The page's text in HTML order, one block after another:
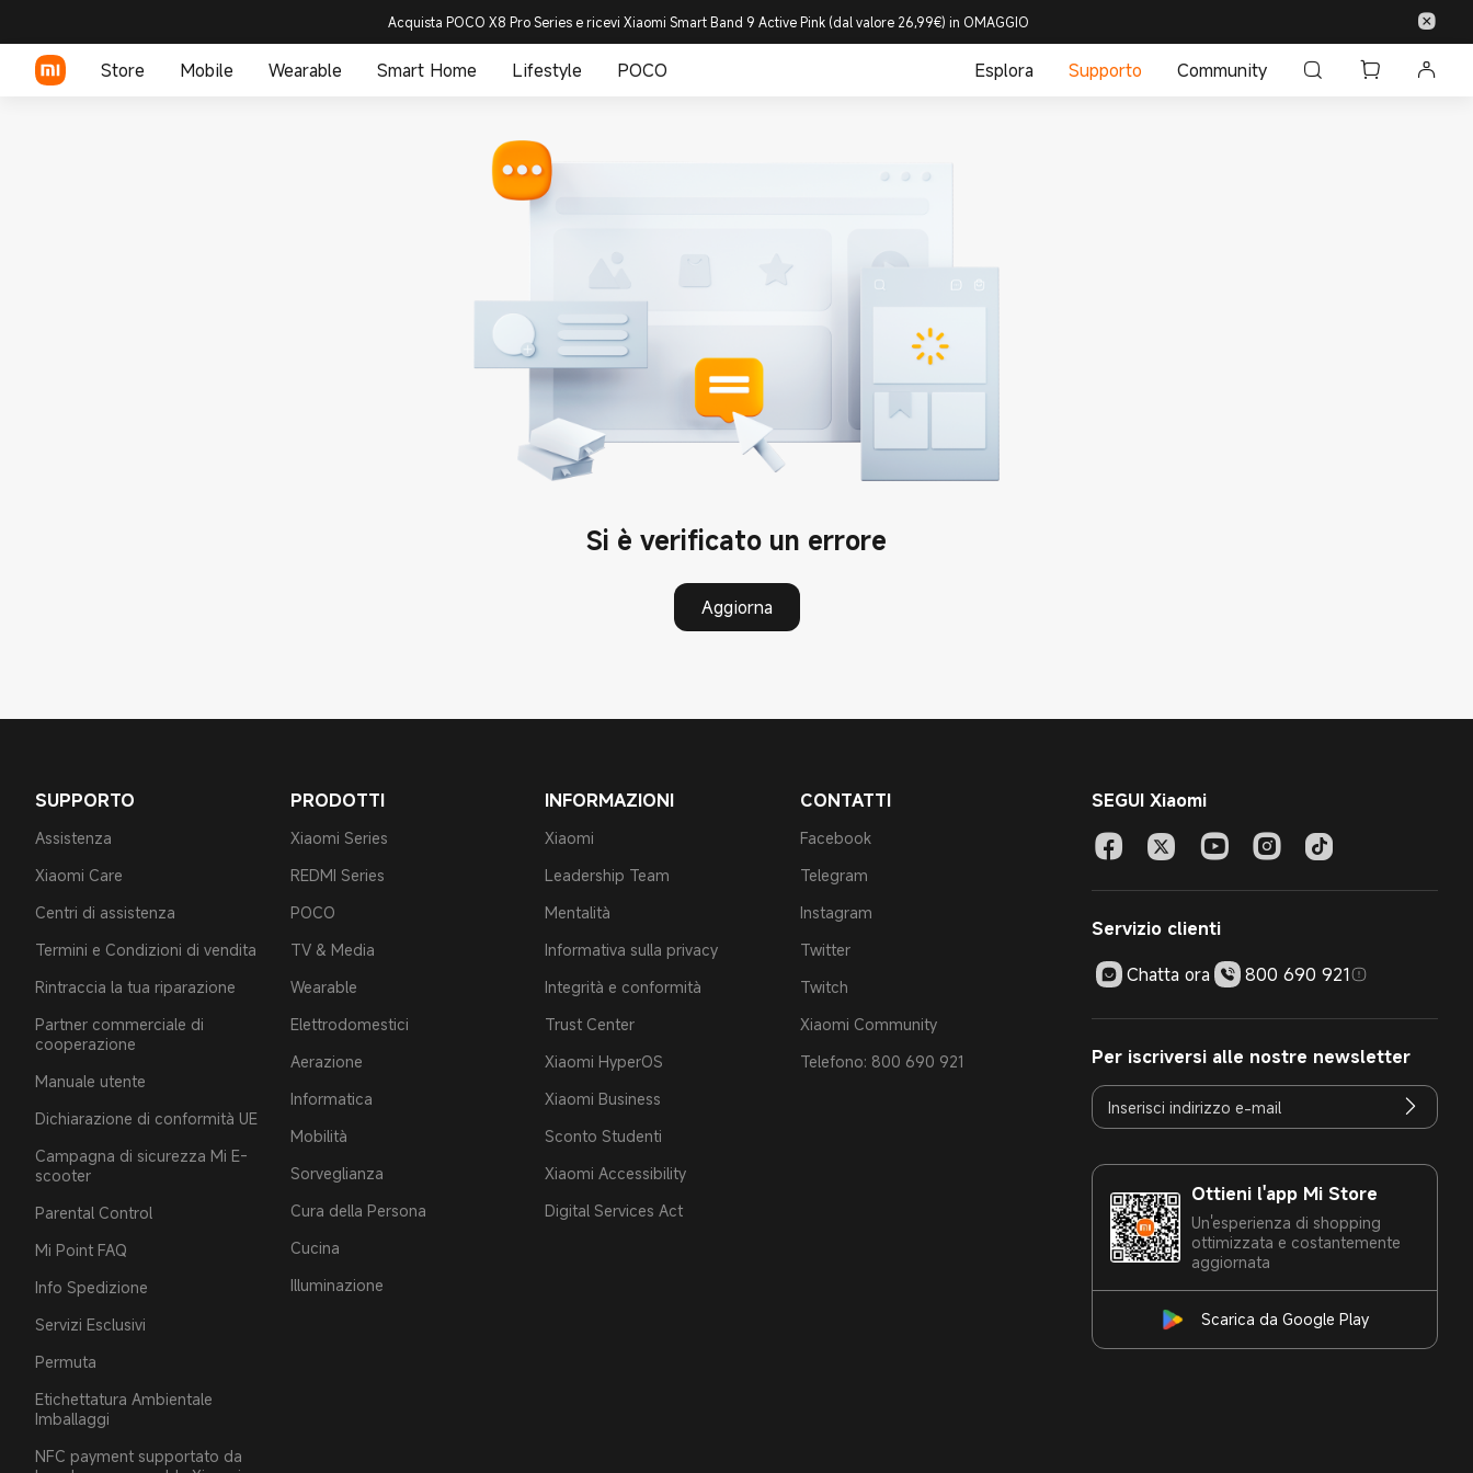
Acquista POCO X8 Pro Series e ricevi Xiaomi Smart Band 9 Active Pink (dal valore 26,99€) in OMAGGIO
Store Mobile Wearable Smart Home Lifestyle POCO Esplora Supporto Community
Si è verificato un errore
Aggiorna
SUPPORTO
Assistenza
Xiaomi Care
Centri di assistenza
Termini e Condizioni di vendita
Rintraccia la tua riparazione
Partner commerciale di
cooperazione
Manuale utente
Dichiarazione di conformità UE
Campagna di sicurezza Mi E-
scooter
Parental Control
Mi Point FAQ
Info Spedizione
Servizi Esclusivi
Permuta
Etichettatura Ambientale
Imballaggi
NFC payment supportato da
PRODOTTI
Xiaomi Series
REDMI Series
POCO
TV & Media
Wearable
Elettrodomestici
Aerazione
Informatica
Mobilità
Sorveglianza
Cura della Persona
Cucina
Illuminazione
INFORMAZIONI
Xiaomi
Leadership Team
Mentalità
Informativa sulla privacy
Integrità e conformità
Trust Center
Xiaomi HyperOS
Xiaomi Business
Sconto Studenti
Xiaomi Accessibility
Digital Services Act
CONTATTI
Facebook
Telegram
Instagram
Twitter
Twitch
Xiaomi Community
Telefono: 800 690 921
SEGUI Xiaomi
Servizio clienti
Chatta ora
800 690 921
Per iscriversi alle nostre newsletter
Ottieni l'app Mi Store
Un'esperienza di shopping
ottimizzata e costantemente
aggiornata
Scarica da Google Play